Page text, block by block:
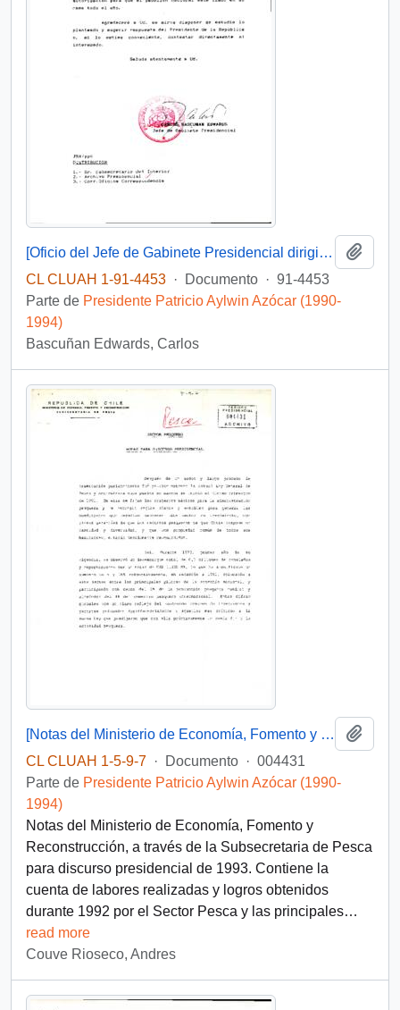
[Oficio del Jefe de Gabinete Presidencial dirigido al Subsecretario del Interior]
CL CLUAH 1-91-4453 · Documento · 91-4453
Parte de Presidente Patricio Aylwin Azócar (1990-
1994)
Bascuñan Edwards, Carlos
[Notas del Ministerio de Economía, Fomento y Reconstrucción para discurso presidencial]
CL CLUAH 1-5-9-7 · Documento · 004431
Parte de Presidente Patricio Aylwin Azócar (1990-
1994)
Notas del Ministerio de Economía, Fomento y
Reconstrucción, a través de la Subsecretaria de Pesca
para discurso presidencial de 1993. Contiene la
cuenta de labores realizadas y logros obtenidos
durante 1992 por el Sector Pesca y las principales…
read more
Couve Rioseco, Andres